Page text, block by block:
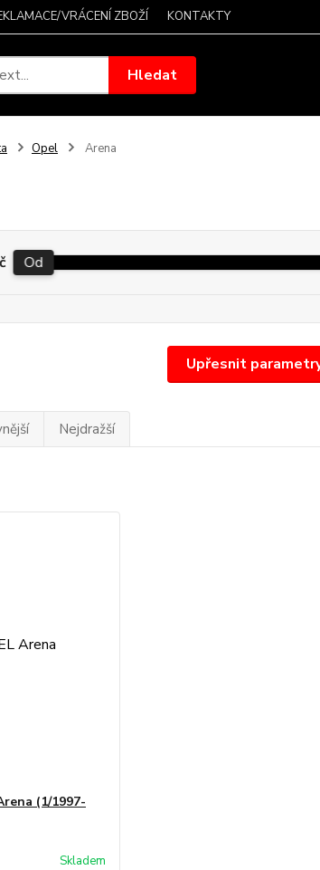
VRÁCENÍ ZBOŽÍ KONTAKTY
Hledat
Opel Arena
Upřesnit
Od
Nejdražší
(1/1997-
Skladem